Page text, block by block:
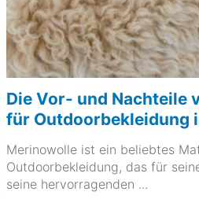
Die Vor- und Nachteile
für Outdoorbekleidung
Merinowolle ist ein beliebtes
Outdoorbekleidung, das für
seine hervorragenden ...